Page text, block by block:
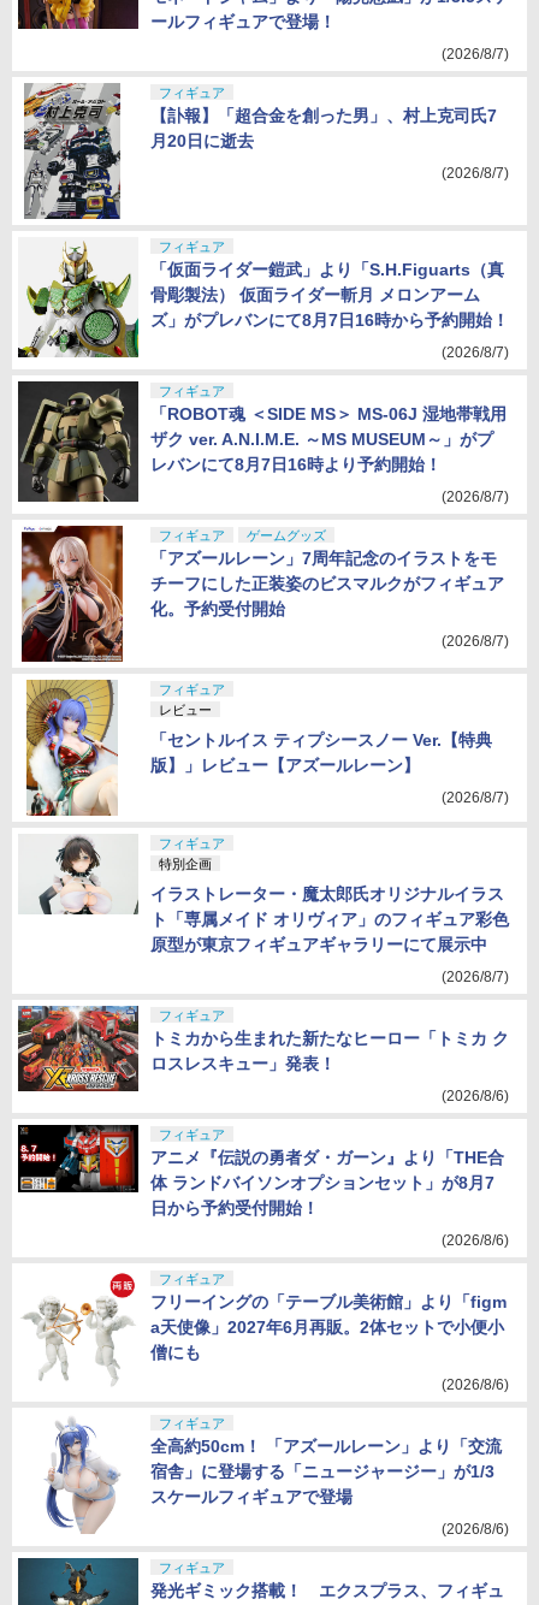
ールフィギュアで登場！
(2026/8/7)
フィギュア
【訃報】「超合金を創った男」、村上克司氏7
月20日に逝去
(2026/8/7)
フィギュア
「仮面ライダー鎧武」より「S.H.Figuarts（真
骨彫製法） 仮面ライダー斬月 メロンアーム
ズ」がプレバンにて8月7日16時から予約開始！
(2026/8/7)
フィギュア
「ROBOT魂 ＜SIDE MS＞ MS-06J 湿地帯戦用
ザク ver. A.N.I.M.E. ～MS MUSEUM～」がプ
レバンにて8月7日16時より予約開始！
(2026/8/7)
フィギュア ゲームグッズ
「アズールレーン」7周年記念のイラストをモ
チーフにした正装姿のビスマルクがフィギュア
化。予約受付開始
(2026/8/7)
フィギュア
レビュー
「セントルイス ティプシースノー Ver.【特典
版】」レビュー【アズールレーン】
(2026/8/7)
フィギュア
特別企画
イラストレーター・魔太郎氏オリジナルイラス
ト「専属メイド オリヴィア」のフィギュア彩色
原型が東京フィギュアギャラリーにて展示中
(2026/8/7)
フィギュア
トミカから生まれた新たなヒーロー「トミカ ク
ロスレスキュー」発表！
(2026/8/6)
フィギュア
アニメ『伝説の勇者ダ・ガーン』より「THE合
体 ランドバイソンオプションセット」が8月7
日から予約受付開始！
(2026/8/6)
フィギュア
フリーイングの「テーブル美術館」より「figm
a天使像」2027年6月再販。2体セットで小便小
僧にも
(2026/8/6)
フィギュア
全高約50cm！ 「アズールレーン」より「交流
宿舎」に登場する「ニュージャージー」が1/3
スケールフィギュアで登場
(2026/8/6)
フィギュア
発光ギミック搭載！ エクスプラス、フィギュ